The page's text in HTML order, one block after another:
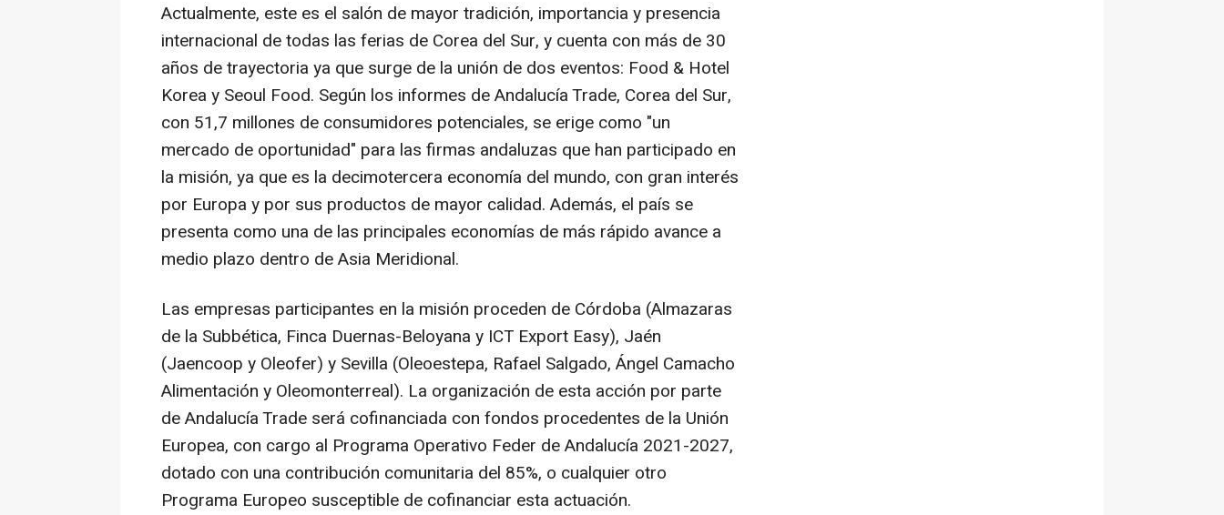
Actualmente, este es el salón de mayor tradición, importancia y presencia
internacional de todas las ferias de Corea del Sur, y cuenta con más de 30
años de trayectoria ya que surge de la unión de dos eventos: Food & Hotel
Korea y Seoul Food. Según los informes de Andalucía Trade, Corea del Sur,
con 51,7 millones de consumidores potenciales, se erige como "un
mercado de oportunidad" para las firmas andaluzas que han participado en
la misión, ya que es la decimotercera economía del mundo, con gran interés
por Europa y por sus productos de mayor calidad. Además, el país se
presenta como una de las principales economías de más rápido avance a
medio plazo dentro de Asia Meridional.
Las empresas participantes en la misión proceden de Córdoba (Almazaras
de la Subbética, Finca Duernas-Beloyana y ICT Export Easy), Jaén
(Jaencoop y Oleofer) y Sevilla (Oleoestepa, Rafael Salgado, Ángel Camacho
Alimentación y Oleomonterreal). La organización de esta acción por parte
de Andalucía Trade será cofinanciada con fondos procedentes de la Unión
Europea, con cargo al Programa Operativo Feder de Andalucía 2021-2027,
dotado con una contribución comunitaria del 85%, o cualquier otro
Programa Europeo susceptible de cofinanciar esta actuación.